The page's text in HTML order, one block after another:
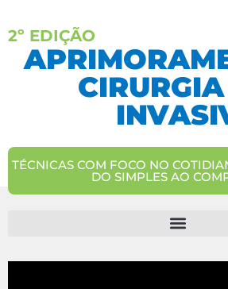
2º EDIÇÃO
TÉCNICAS COM FOCO NO
DO SIMPLES AO